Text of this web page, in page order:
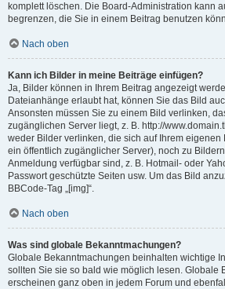
komplett löschen. Die Board-Administration kann
begrenzen, die Sie in einem Beitrag benutzen
Nach oben
Kann ich Bilder in meine Beiträge einfügen?
Ja, Bilder können in Ihrem Beitrag angezeigt
Dateianhänge erlaubt hat, können Sie das Bild
Ansonsten müssen Sie zu einem Bild verlinken,
zugänglichen Server liegt, z. B. http://
weder Bilder verlinken, die sich auf Ihrem eigenen
ein öffentlich zugänglicher Server), noch zu
Anmeldung verfügbar sind, z. B. Hotmail- oder
Passwort geschützte Seiten usw. Um das Bild
BBCode-Tag „[img]“.
Nach oben
Was sind globale Bekanntmachungen?
Globale Bekanntmachungen beinhalten wichtige
sollten Sie sie so bald wie möglich lesen. Globale
erscheinen ganz oben in jedem Forum und